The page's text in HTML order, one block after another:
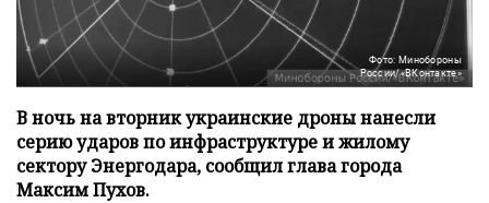
Фото: Минобороны
России/«ВКонтакте»
В ночь на вторник украинские дроны нанесли
серию ударов по инфраструктуре и жилому
сектору Энергодара, сообщил глава города
Максим Пухов.